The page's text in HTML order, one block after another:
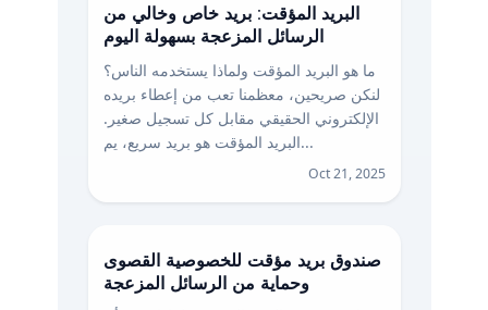
البريد المؤقت: بريد خاص وخالي من
الرسائل المزعجة بسهولة اليوم
ما هو البريد المؤقت ولماذا يستخدمه الناس؟
لنكن صريحين، معظمنا تعب من إعطاء بريده
الإلكتروني الحقيقي مقابل كل تسجيل صغير.
البريد المؤقت هو بريد سريع، يم...
Oct 21, 2025
صندوق بريد مؤقت للخصوصية القصوى
وحماية من الرسائل المزعجة